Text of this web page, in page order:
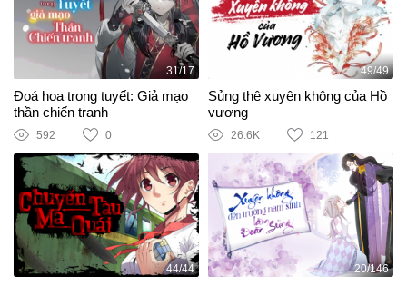
31/17
Đoá hoa trong tuyết: Giả mạo
thần chiến tranh
592 0
49/49
Sủng thê xuyên không của Hồ
vương
26.6K 121
44/44 20/146